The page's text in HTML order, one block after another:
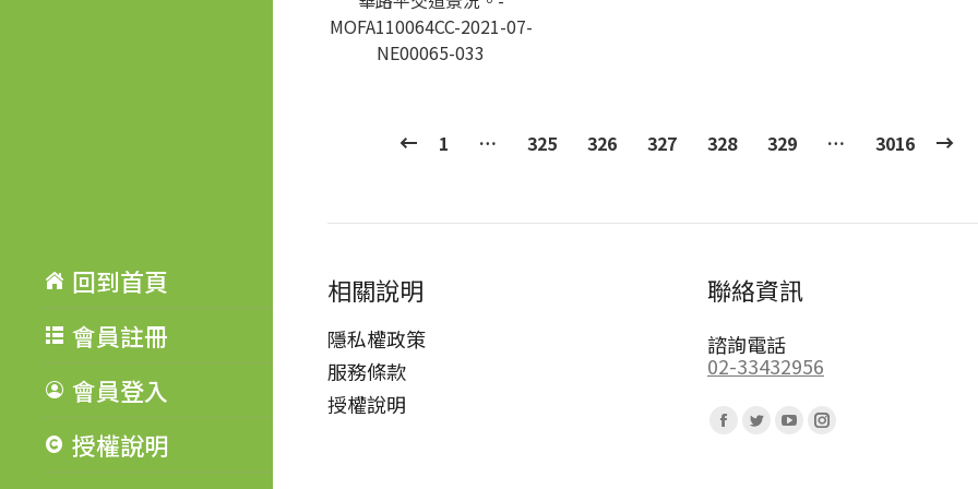
回到首頁
會員註冊
會員登入
授權說明
MOFA110064CC-2021-07-
NE00065-033
1 … 325 326 327 328 329 … 3016
相關說明
隱私權政策
服務條款
授權說明
聯絡資訊
諮詢電話
02-33432956
Facebook
TwitterYouTubeInstagram